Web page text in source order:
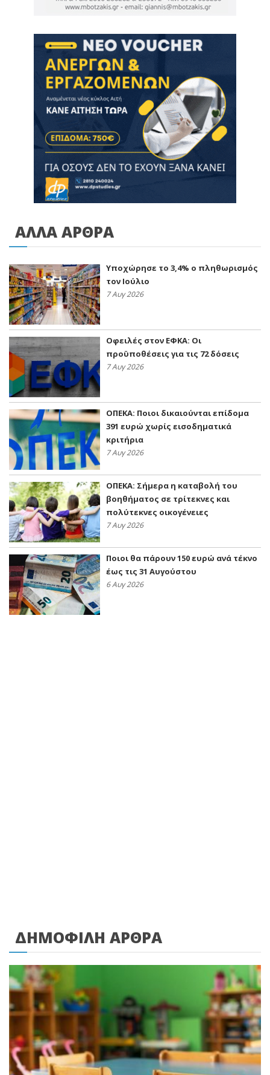
ΑΛΛΑ ΑΡΘΡΑ
Υποχώρησε το 3,4% ο πληθωρισμός
τον Ιούλιο
7 Αυγ 2026
Οφειλές στον ΕΦΚΑ: Οι
προϋποθέσεις για τις 72 δόσεις
7 Αυγ 2026
ΟΠΕΚΑ: Ποιοι δικαιούνται επίδομα
391 ευρώ χωρίς εισοδηματικά
κριτήρια
7 Αυγ 2026
ΟΠΕΚΑ: Σήμερα η καταβολή του
βοηθήματος σε τρίτεκνες και
πολύτεκνες οικογένειες
7 Αυγ 2026
Ποιοι θα πάρουν 150 ευρώ ανά τέκνο
έως τις 31 Αυγούστου
6 Αυγ 2026
ΔΗΜΟΦΙΛΗ ΑΡΘΡΑ